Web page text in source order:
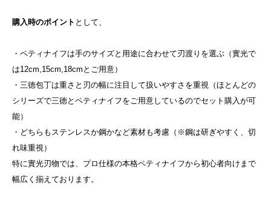
購入時のポイント として、
・ペティナイフは手のサイズと用途に合わせて刃渡りを選ぶ （實光で
は12cm,15cm,18cmとご用意）
・三徳包丁は重さと刃の幅に注目して扱いやすさを重視
（ほとんどの
シリーズで三徳とペティナイフをご用意しているのでセット購入が可
能）
・どちらもステンレスか鋼かなど素材も考慮（※鋼は研ぎやすく、切
れ味重視）
特に實光刃物では、プロ仕様の本格ペティナイフから初心者向けまで
幅広く揃えております。